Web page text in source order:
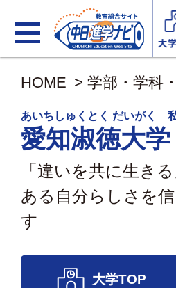
HOME > 学部・学科
あいちしゅくとく だいがく
愛知淑徳大学
「違いを共に生き
ある自分らしさを
す
大学TOP